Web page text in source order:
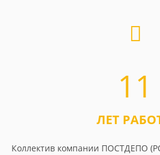
11
ЛЕТ
Коллектив компании ПОСТДЕПО